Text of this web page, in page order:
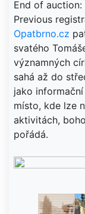
End of auction:
Opatbrno.cz
svatého
významných
sahá až do
jako
místo, kde lze
aktivitách,
pořádá.